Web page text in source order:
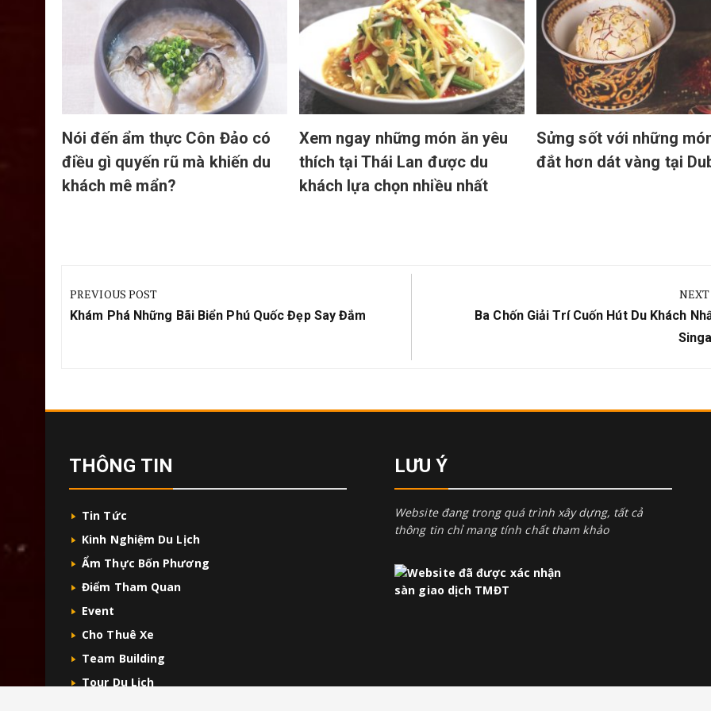
Nói đến ẩm thực Côn Đảo có
điều gì quyến rũ mà khiến du
khách mê mẩn?
Xem ngay những món ăn yêu
thích tại Thái Lan được du
khách lựa chọn nhiều nhất
Sửng sốt với những
đắt hơn dát vàng tại
hướng
bài
PREVIOUS POST
Previous
Khám Phá Những Bãi Biển Phú Quốc Đẹp Say Đắm
NEXT
Next
Ba Chốn Giải Trí Cuốn Hút Du Khách
THÔNG TIN
Tin Tức
Kinh Nghiệm Du Lịch
Ẩm Thực Bốn Phương
Điểm Tham Quan
Event
Cho Thuê Xe
Team Building
Tour Du Lịch
LƯU Ý
Website đang trong quá trình xây dựng, tất cả
thông tin chỉ mang tính chất tham khảo